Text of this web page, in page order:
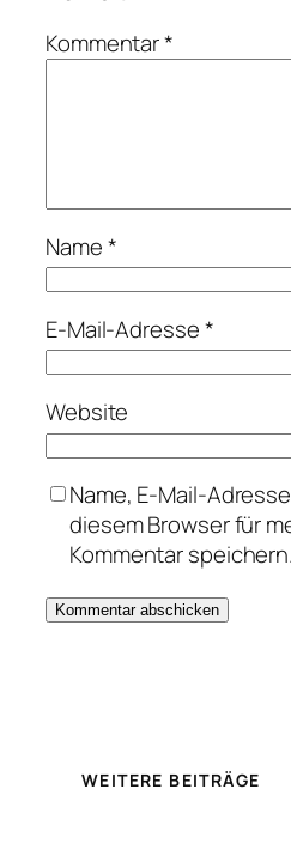
Kommentar*
Name*
E-Mail-Adresse*
Website
Name, E-Mail-
diesem Browser für
Kommentar speichern.
WEITERE BEITRÄGE